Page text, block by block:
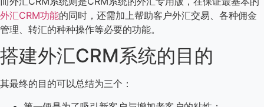
外汇CRM功能的同时，还需加上帮助客户外汇交易、各种佣金
管理、转汇的种种操作等必要的功能。
搭建外汇CRM系统的目的
其最终的目的可以总结为三个：